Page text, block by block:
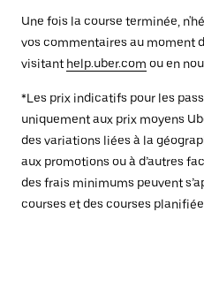
Une fois la course terminée,
vos commentaires au moment
visitant help.uber.com ou en
*Les prix indicatifs pour les
uniquement aux prix moyens
des variations liées à la
aux promotions ou à d’autres
des frais minimums peuvent
courses et des courses